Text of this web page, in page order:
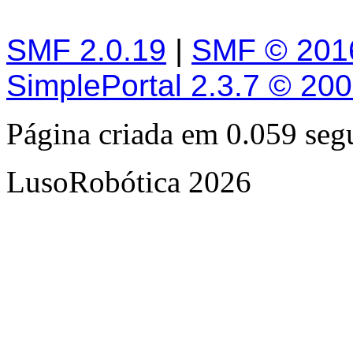
SMF 2.0.19 | SMF ©
SimplePortal 2.3.7 ©
Página criada em 0.059
LusoRobótica 2026